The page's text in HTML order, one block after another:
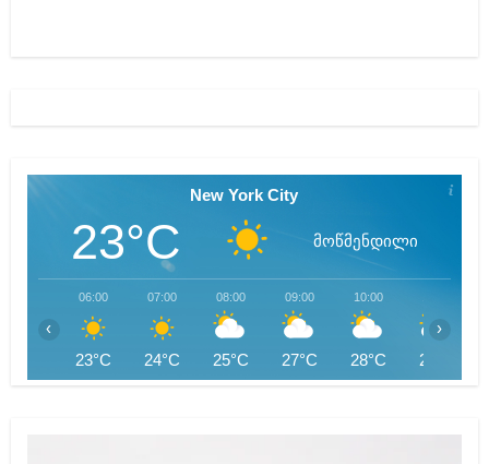
New York City
23°C მოწმენდილი
06:00
23°C
07:00
24°C
08:00
25°C
09:00
27°C
10:00
28°C 29°C
‹ ›